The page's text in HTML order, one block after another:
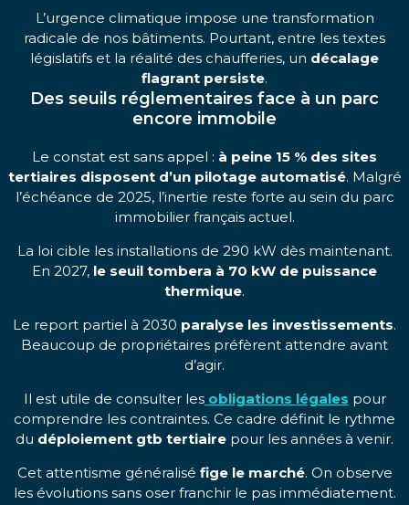
L’urgence climatique impose une transformation
radicale de nos bâtiments. Pourtant, entre les textes
législatifs et la réalité des chaufferies, un décalage
flagrant persiste.
Des seuils réglementaires face à un parc
encore immobile
Le constat est sans appel : à peine 15 % des sites
tertiaires disposent d’un pilotage automatisé. Malgré
l’échéance de 2025, l’inertie reste forte au sein du parc
immobilier français actuel.
La loi cible les installations de 290 kW dès maintenant.
En 2027, le seuil tombera à 70 kW de puissance
thermique.
Le report partiel à 2030 paralyse les investissements.
Beaucoup de propriétaires préfèrent attendre avant
d’agir.
Il est utile de consulter les obligations légales pour
comprendre les contraintes. Ce cadre définit le rythme
du déploiement gtb tertiaire pour les années à venir.
Cet attentisme généralisé fige le marché. On observe
les évolutions sans oser franchir le pas immédiatement.